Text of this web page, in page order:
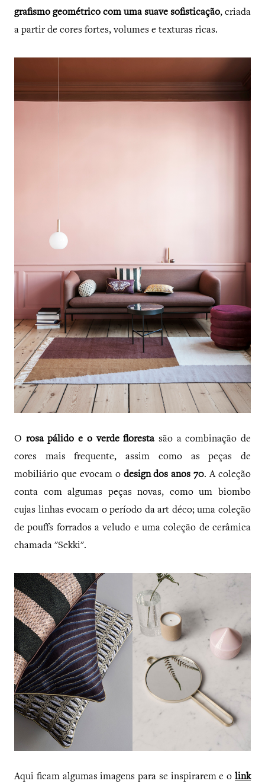
grafismo geométrico com uma suave sofisticação, criada
a partir de cores fortes, volumes e texturas ricas.
O rosa pálido e o verde florestasão a combinação de
cores mais frequente, assim como as peças de
mobiliário que evocam o design dos anos 70. A coleção
conta com algumas peças novas, como um biombo
cujas linhas evocam o período da art déco; uma coleção
de pouffs forrados a veludo e uma coleção de cerâmica
chamada "Sekki".
Aqui ficam algumas imagens para se inspirarem e o link